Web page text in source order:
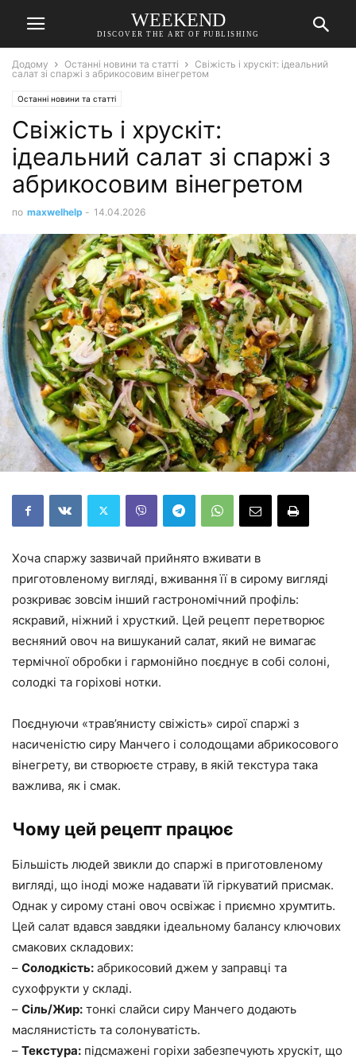
WEEKEND
DISCOVER THE ART OF PUBLISHING
Додому Останні новини та статті
Свіжість і хрускіт: ідеальний
салат зі спаржі з абрикосовим вінегретом
Останні новини та статті
Свіжість і хрускіт:
ідеальний салат зі спаржі з
абрикосовим вінегретом
по maxwelhelp - 14.04.2026
Хоча спаржу зазвичай прийнято вживати в
приготовленому вигляді, вживання її в сирому вигляді
розкриває зовсім інший гастрономічний профіль:
яскравий, ніжний і хрусткий. Цей рецепт перетворює
весняний овоч на вишуканий салат, який не вимагає
термічної обробки і гармонійно поєднує в собі солоні,
солодкі та горіхові нотки.
Поєднуючи «трав’янисту свіжість» сирої спаржі з
насиченістю сиру Манчего і солодощами абрикосового
вінегрету, ви створюєте страву, в якій текстура така
важлива, як і смак.
Чому цей рецепт працює
Більшість людей звикли до спаржі в приготовленому
вигляді, що іноді може надавати їй гіркуватий присмак.
Однак у сирому стані овоч освіжає і приємно хрумтить.
Цей салат вдався завдяки ідеальному балансу ключових
смакових складових:
– Солодкість: абрикосовий джем у заправці та
сухофрукти у складі.
– Сіль/Жир: тонкі слайси сиру Манчего додають
маслянистість та солонуватість.
– Текстура: підсмажені горіхи забезпечують хрускіт, що